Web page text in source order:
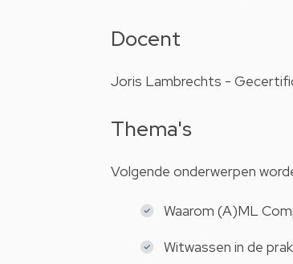
Docent
Joris Lambrechts -
Thema's
Volgende onderwerpen
Waarom (A)ML
Witwassen in de